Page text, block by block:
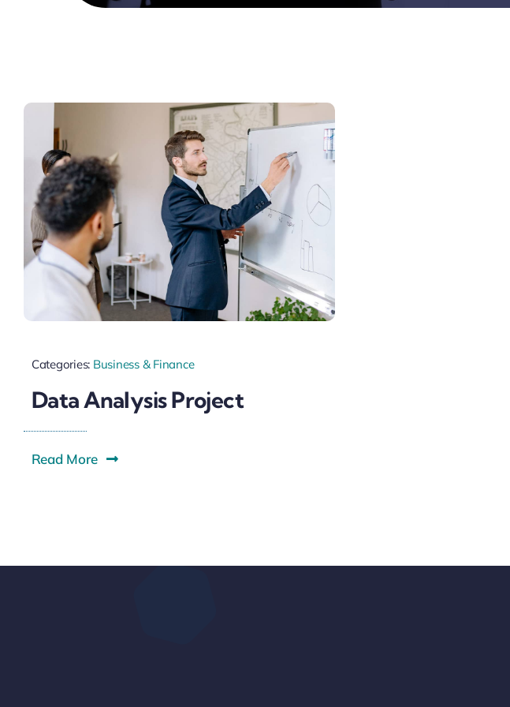
Categories: Business & Finance
Data Analysis Project
Read More